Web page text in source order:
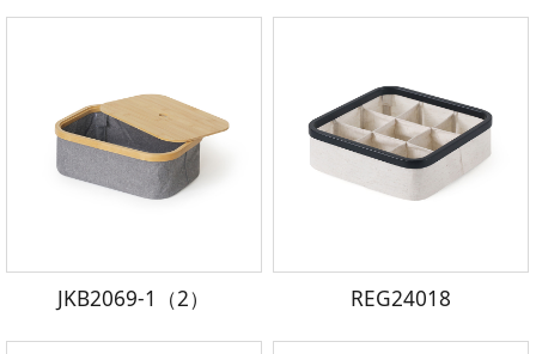
JKB2069-1（2） REG24018